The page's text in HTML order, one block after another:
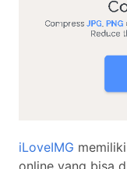
iLoveIMG
online yang bisa